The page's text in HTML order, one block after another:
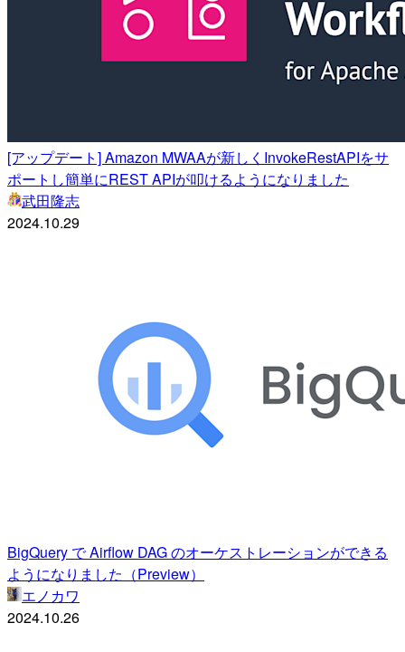
[アップデート] Amazon MWAAが新しくInvokeRestAPIをサ
ポートし簡単にREST APIが叩けるようになりました
武田隆志
2024.10.29
BigQuery で Airflow DAG のオーケストレーションができる
ようになりました（Preview）
エノカワ
2024.10.26